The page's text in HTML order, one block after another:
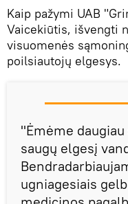
Kaip pažymi UAB
Vaicekiūtis, išvengti
visuomenės
poilsiautojų elgesys.
"Ėmėme
saugų elgesį
ugniagesiais